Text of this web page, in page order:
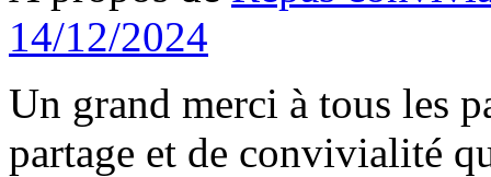
14/12/2024
Un grand merci à tous les
partage et de convivialité